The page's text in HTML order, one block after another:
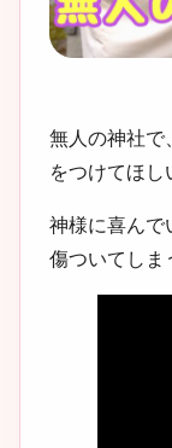
無人の神社で
をつけてほし
神様に喜んで
傷ついてしま